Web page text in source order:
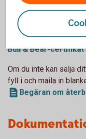
tillsammans med det
grundprospektet
grundprospekt finns
Bull & Bear-
Om du inte kan sälja
fyll i och maila in
Begäran om